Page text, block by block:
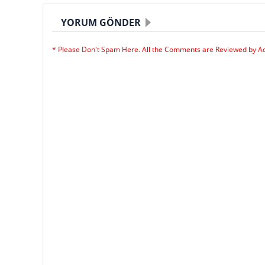
YORUM GÖNDER
* Please Don't Spam Here. All the Comments are Reviewed by